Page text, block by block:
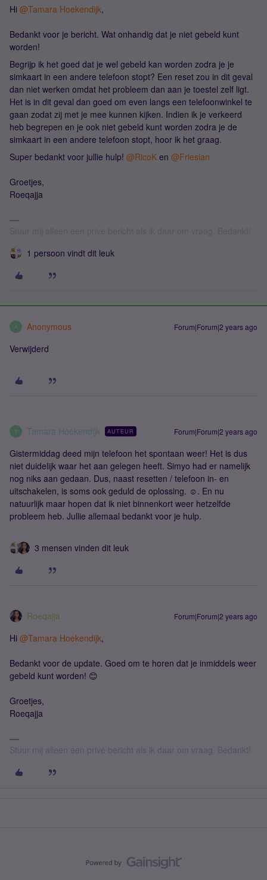
Hi @Tamara Hoekendijk,
Bedankt voor je bericht. Wat onhandig dat je niet gebeld kunt
worden!
Begrijp ik het goed dat je wel gebeld kan worden zodra je je
simkaart in een andere telefoon stopt? Een reset zou in dit geval
dan niet werken omdat het probleem dan aan je toestel zelf ligt.
Het is in dit geval dan goed om even langs een telefoonwinkel te
gaan zodat zij met je mee kunnen kijken. Indien ik je verkeerd
heb begrepen en je ook niet gebeld kunt worden zodra je de
simkaart in een andere telefoon stopt, hoor ik het graag.
Super bedankt voor jullie hulp! @RicoK en @Friesian
Groetjes,
Roeqajja
1 persoon vindt dit leuk
A Anonymous Forum|Forum|2 years ago
Verwijderd
T Tamara Hoekendijk AUTEUR Forum|Forum|2 years ago
Gistermiddag deed mijn telefoon het spontaan weer! Het is dus
niet duidelijk waar het aan gelegen heeft. Simyo had er namelijk
nog niks aan gedaan. Dus, naast resetten / telefoon in- en
uitschakelen, is soms ook geduld de oplossing. ☺️. En nu
natuurlijk maar hopen dat ik niet binnenkort weer hetzelfde
probleem heb. Jullie allemaal bedankt voor je hulp.
3 mensen vinden dit leuk
Roeqajja Forum|Forum|2 years ago
Hi @Tamara Hoekendijk,
Bedankt voor de update. Goed om te horen dat je inmiddels weer
gebeld kunt worden! 😊
Groetjes,
Roeqajja
Stuur mij alleen een privé bericht als ik daar om vraag. Bedankt!